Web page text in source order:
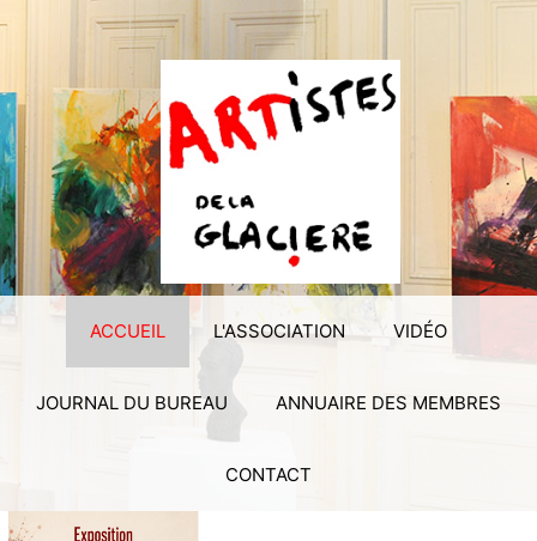
ACCUEIL L'ASSOCIATION VIDÉO
JOURNAL DU BUREAU ANNUAIRE DES MEMBRES
CONTACT